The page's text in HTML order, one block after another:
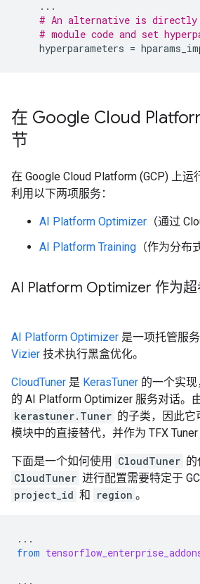
...
# An alternative is directly
# module code and set
hyperparameters =
在 Google Cloud
节
在 Google Cloud Platform (GCP) 上运
利用以下两项服务：
AI Platform Optimizer （通过
AI Platform Training （作为分布
AI Platform Optimizer 作为
AI Platform Optimizer 是一项托管服
Vizier 技术执行黑盒优化。
CloudTuner 是 KerasTuner 的一个实
的 AI Platform Optimizer 服务对话。
kerastuner.Tuner 的子类，因此它
模块中的直接替代，并作为 TFX Tuner
下面是一个如何使用 CloudTuner
CloudTuner 进行配置需要特定于
project_id 和 region 。
...
from
...